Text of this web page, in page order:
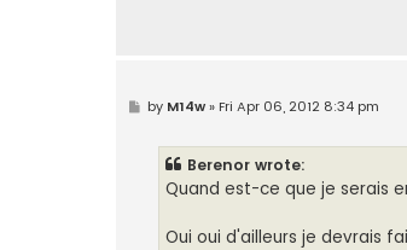
Pby M14w» Fri Apr 06, 2012 8:34 pm
Berenor wrote:
Quand est-ce que je serais
Oui oui d'ailleurs je devrais